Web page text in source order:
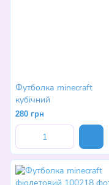
Футболка minecraft
кубічний
280 грн